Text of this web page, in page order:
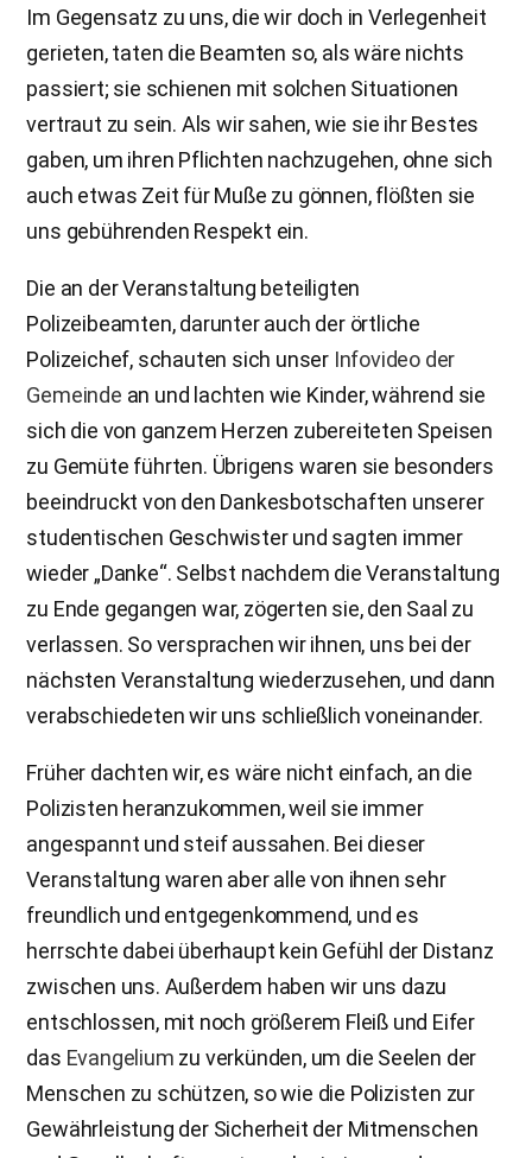
Im Gegensatz zu uns, die wir doch in Verlegenheit
gerieten, taten die Beamten so, als wäre nichts
passiert; sie schienen mit solchen Situationen
vertraut zu sein. Als wir sahen, wie sie ihr Bestes
gaben, um ihren Pflichten nachzugehen, ohne sich
auch etwas Zeit für Muße zu gönnen, flößten sie
uns gebührenden Respekt ein.
Die an der Veranstaltung beteiligten
Polizeibeamten, darunter auch der örtliche
Polizeichef, schauten sich unser Infovideo der
Gemeinde an und lachten wie Kinder, während sie
sich die von ganzem Herzen zubereiteten Speisen
zu Gemüte führten. Übrigens waren sie besonders
beeindruckt von den Dankesbotschaften unserer
studentischen Geschwister und sagten immer
wieder „Danke“. Selbst nachdem die Veranstaltung
zu Ende gegangen war, zögerten sie, den Saal zu
verlassen. So versprachen wir ihnen, uns bei der
nächsten Veranstaltung wiederzusehen, und dann
verabschiedeten wir uns schließlich voneinander.
Früher dachten wir, es wäre nicht einfach, an die
Polizisten heranzukommen, weil sie immer
angespannt und steif aussahen. Bei dieser
Veranstaltung waren aber alle von ihnen sehr
freundlich und entgegenkommend, und es
herrschte dabei überhaupt kein Gefühl der Distanz
zwischen uns. Außerdem haben wir uns dazu
entschlossen, mit noch größerem Fleiß und Eifer
das Evangelium zu verkünden, um die Seelen der
Menschen zu schützen, so wie die Polizisten zur
Gewährleistung der Sicherheit der Mitmenschen